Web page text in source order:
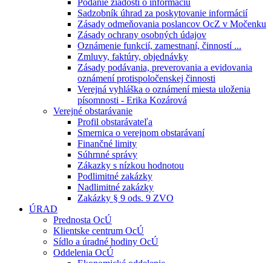
Podanie žiadosti o informáciu
Sadzobník úhrad za poskytovanie informácií
Zásady odmeňovania poslancov OcZ v Močenku
Zásady ochrany osobných údajov
Oznámenie funkcií, zamestnaní, činností ...
Zmluvy, faktúry, objednávky
Zásady podávania, preverovania a evidovania
oznámení protispoločenskej činnosti
Verejná vyhláška o oznámení miesta uloženia
písomnosti - Erika Kozárová
Verejné obstarávanie
Profil obstarávateľa
Smernica o verejnom obstarávaní
Finančné limity
Súhrnné správy
Zákazky s nízkou hodnotou
Podlimitné zakázky
Nadlimitné zakázky
Zakázky § 9 ods. 9 ZVO
ÚRAD
Prednosta OcÚ
Klientske centrum OcÚ
Sídlo a úradné hodiny OcÚ
Oddelenia OcÚ